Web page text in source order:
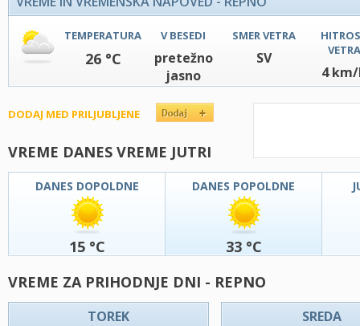
TEMPERATURA
26 °C
V BESEDI
pretežno
jasno
SMER VETRA
SV
VETRA
4
DODAJ MED PRILJUBLJENE
VREME DANES VREME JUTRI
DANES DOPOLDNE
15 °C
DANES POPOLDNE
33 °C
VREME ZA PRIHODNJE DNI - REPNO
TOREK SREDA